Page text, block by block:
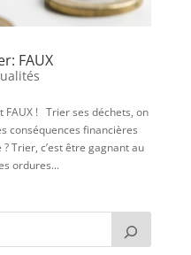
FAUX
FAUX ! Trier ses déchets, on
conséquences financières
Trier, c’est être gagnant au
ordures...